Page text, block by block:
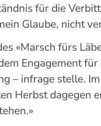
für die
Glaube, nicht
«Marsch fürs
Engagement
– infrage stelle.
Herbst dagegen
.»